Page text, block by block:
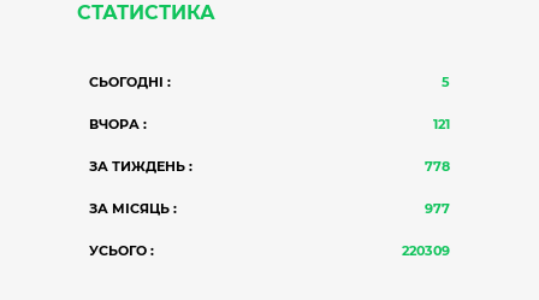
СТАТИСТИКА
СЬОГОДНІ : 5
ВЧОРА : 121
ЗА ТИЖДЕНЬ : 778
ЗА МІСЯЦЬ : 977
УСЬОГО : 220309